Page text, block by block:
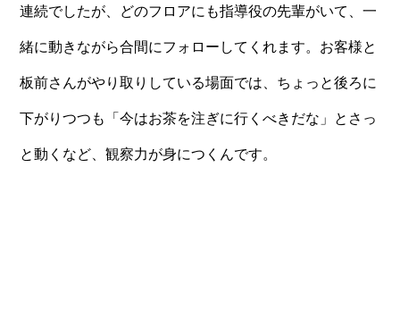
連続でしたが、どのフロアにも指導役の先輩がいて、一
緒に動きながら合間にフォローしてくれます。お客様と
板前さんがやり取りしている場面では、ちょっと後ろに
下がりつつも「今はお茶を注ぎに行くべきだな」とさっ
と動くなど、観察力が身につくんです。